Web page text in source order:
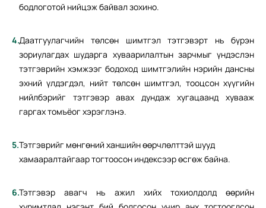
бодлоготой нийцэж байвал зохино.
Даатгуулагчийн төлсөн шимтгэл тэтгэвэрт нь бүрэн
зориулагдах шударга хуваарилалтын зарчмыг үндэслэн
тэтгэврийн хэмжээг бодоход шимтгэлийн нэрийн дансны
эхний үлдэгдэл, нийт төлсөн шимтгэл, тооцсон хүүгийн
нийлбэрийг тэтгэвэр авах дундаж хугацаанд хувааж
гаргах томъёог хэрэглэнэ.
Тэтгэврийг мөнгөний ханшийн өөрчлөлттэй шууд
хамааралтайгаар тогтоосон индексээр өсгөж байна.
Тэтгэвэр авагч нь ажил хийх тохиолдолд өөрийн